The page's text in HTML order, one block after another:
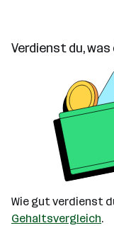
Verdienst du,
Wie gut verdienst
Gehaltsvergleich.